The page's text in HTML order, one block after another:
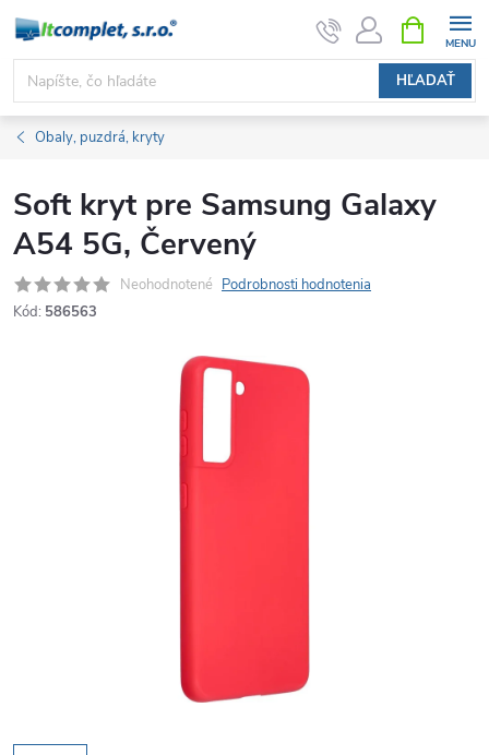
Prejsť
obsah
HĽADAŤ
KOŠÍK
Obaly, puzdrá, kryty
Soft kryt pre Samsung Galaxy
A54 5G, Červený
Neohodnotené Podrobnosti hodnotenia
Kód: 586563